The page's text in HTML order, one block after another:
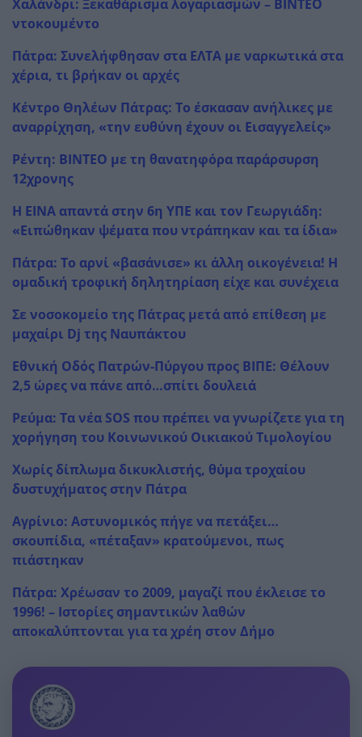
Χαλάνδρι: Ξεκαθάρισμα λογαριασμών – ΒΙΝΤΕΟ
ντοκουμέντο
Πάτρα: Συνελήφθησαν στα ΕΛΤΑ με ναρκωτικά στα
χέρια, τι βρήκαν οι αρχές
Κέντρο Θηλέων Πάτρας: Το έσκασαν ανήλικες με
αναρρίχηση, «την ευθύνη έχουν οι Εισαγγελείς»
Ρέντη: ΒΙΝΤΕΟ με τη θανατηφόρα παράρσυρση
12χρονης
Η ΕΙΝΑ απαντά στην 6η ΥΠΕ και τον Γεωργιάδη:
«Ειπώθηκαν ψέματα που ντράπηκαν και τα ίδια»
Πάτρα: Το αρνί «βασάνισε» κι άλλη οικογένεια! Η
ομαδική τροφική δηλητηρίαση είχε και συνέχεια
Σε νοσοκομείο της Πάτρας μετά από επίθεση με
μαχαίρι Dj της Ναυπάκτου
Εθνική Οδός Πατρών-Πύργου προς ΒΙΠΕ: Θέλουν
2,5 ώρες να πάνε από…σπίτι δουλειά
Ρεύμα: Τα νέα SOS που πρέπει να γνωρίζετε για τη
χορήγηση του Κοινωνικού Οικιακού Τιμολογίου
Χωρίς δίπλωμα δικυκλιστής, θύμα τροχαίου
δυστυχήματος στην Πάτρα
Αγρίνιο: Αστυνομικός πήγε να πετάξει…
σκουπίδια, «πέταξαν» κρατούμενοι, πως
πιάστηκαν
Πάτρα: Χρέωσαν το 2009, μαγαζί που έκλεισε το
1996! – Ιστορίες σημαντικών λαθών
αποκαλύπτονται για τα χρέη στον Δήμο